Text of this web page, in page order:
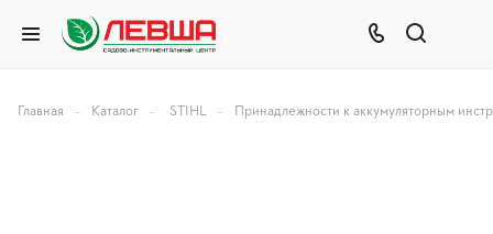
Главная – Каталог – STIHL – Принадлежности к аккумуляторным